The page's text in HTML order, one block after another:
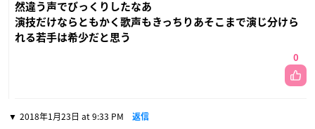
然違う声でびっくりしたなあ
演技だけならともかく歌声もきっちりあそこまで演じ分けら
れる若手は希少だと思う
0
2018年1月23日 at 9:33 PM 返信